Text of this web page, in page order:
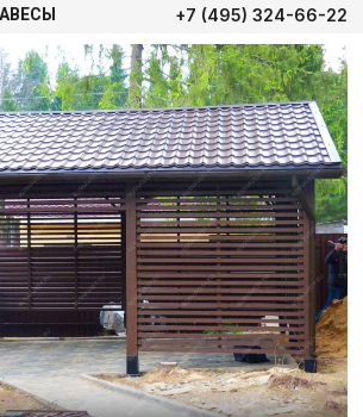
+7 (495) 324-66-22